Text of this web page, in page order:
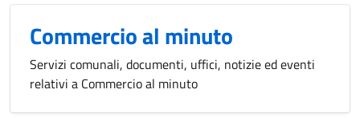
Commercio al minuto
Servizi comunali, documenti, uffici, notizie ed eventi
relativi a Commercio al minuto